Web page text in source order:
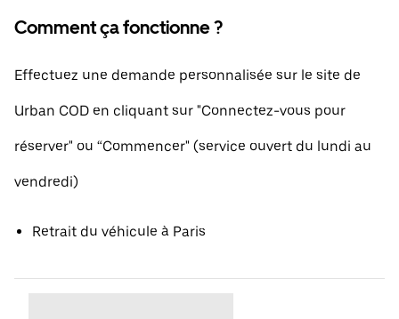
Comment ça fonctionne ?
Effectuez une demande personnalisée sur le site de
Urban COD en cliquant sur "Connectez-vous pour
réserver" ou “Commencer" (service ouvert du lundi au
vendredi)
Retrait du véhicule à Paris